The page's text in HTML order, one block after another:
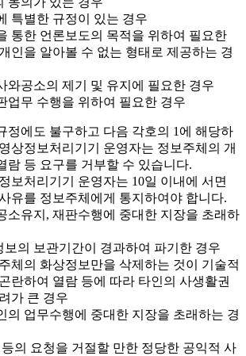
특별한 규정이 있는 경우
통한 언론보도의 목적을 위하여 필요한
인을 알아볼 수 없는 형태로 제공하는 경
와공소의 제기 및 유지에 필요한 경우
업무 수행을 위하여 필요한 경우
정에도 불구하고 다음 각호의 1에 해당하
상정보처리기기 운영자는 정보주체의 개
람 등 요구를 거부할 수 있습니다.
보처리기기 운영자는 10일 이내에 서면
유를 정보주체에게 통지하여야 합니다.
소유지, 재판수행에 중대한 지장을 초래하
보의 보관기간이 경과하여 파기한 경우
체의 화상정보만을 삭제하는 것이 기술적
란하여 열람 등에 따라 타인의 사생활권
가 큰 경우
의 업무수행에 중대한 지장을 초래하는 경
의 요청을 거절할 만한 정당한 공익적 사